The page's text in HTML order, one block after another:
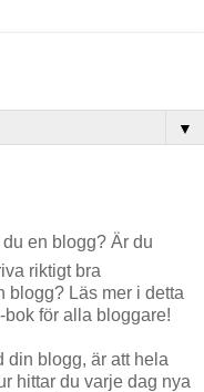
▼
du en blogg? Är du
riktigt bra
blogg? Läs mer i detta
för alla bloggare!
din blogg, är att hela
hittar du varje dag nya